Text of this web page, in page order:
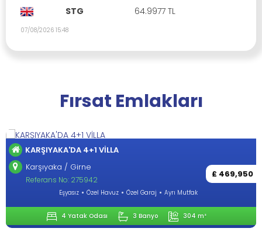
STG
64.9977 TL
07/08/2026 15:48
Fırsat Emlakları
£ 469,950
GİRNE-LAPTA'DA MUHTEŞEM 4+1 VİLLA
Eşyasız Özel Havuz
4 Yatak Odası